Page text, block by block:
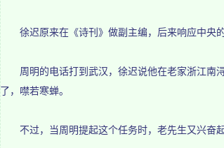
徐迟原来在《诗刊》做副主编，后来响应中央的
周明的电话打到武汉，徐迟说他在老家浙江南浔
了，噤若寒蝉。
不过，当周明提起这个任务时，老先生又兴奋起